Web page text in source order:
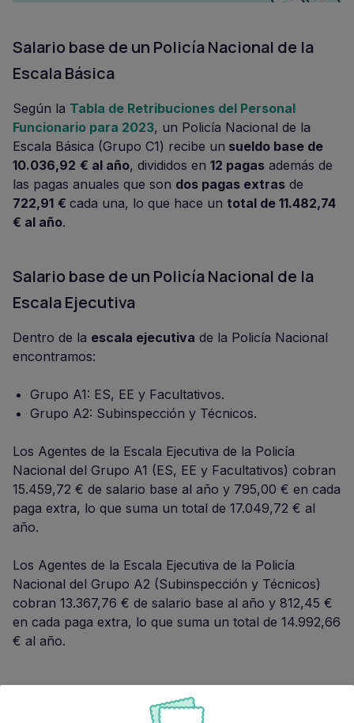
Salario base de un Policía Nacional de la
Escala Básica
Según la Tabla de Retribuciones del Personal
Funcionario para 2023, un Policía Nacional de la
Escala Básica (Grupo C1) recibe un sueldo base de
10.036,92 € al año, divididos en 12 pagas además de
las pagas anuales que son dos pagas extras de
722,91 € cada una, lo que hace un total de 11.482,74
€ al año.
Salario base de un Policía Nacional de la
Escala Ejecutiva
Dentro de la escala ejecutiva de la Policía Nacional
encontramos:
Grupo A1: ES, EE y Facultativos.
Grupo A2: Subinspección y Técnicos.
Los Agentes de la Escala Ejecutiva de la Policía
Nacional del Grupo A1 (ES, EE y Facultativos) cobran
15.459,72 € de salario base al año y 795,00 € en cada
paga extra, lo que suma un total de 17.049,72 € al
año.
Los Agentes de la Escala Ejecutiva de la Policía
Nacional del Grupo A2 (Subinspección y Técnicos)
cobran 13.367,76 € de salario base al año y 812,45 €
en cada paga extra, lo que suma un total de 14.992,66
€ al año.
¿Cuándo cobra un Policía